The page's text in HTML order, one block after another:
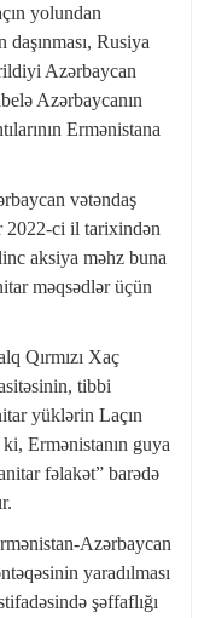
yolundan
Rusiya
Azərbaycan
Azərbaycanın
Ermənistana
vətəndaş
2022-ci il tarixindən
aksiya məhz buna
məqsədlər üçün
Qırmızı Xaç
tibbi
yüklərin Laçın
Ermənistanın guya
fəlakət” barədə
Azərbaycan
yaradılması
şəffaflığı